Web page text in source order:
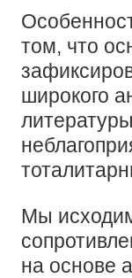
том, что
широкого
Мы
на основе